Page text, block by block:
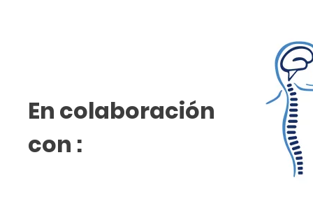
En colaboración
con :